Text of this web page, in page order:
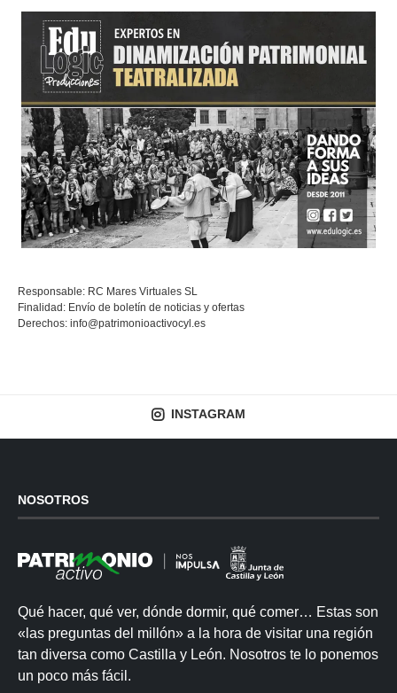
Responsable: RC Mares Virtuales SL
Finalidad: Envío de boletín de noticias y ofertas
Derechos: info@patrimonioactivocyl.es
INSTAGRAM
NOSOTROS
Qué hacer, qué ver, dónde dormir, qué comer… Estas son
«las preguntas del millón» a la hora de visitar una región
tan diversa como Castilla y León. Nosotros te lo ponemos
un poco más fácil.